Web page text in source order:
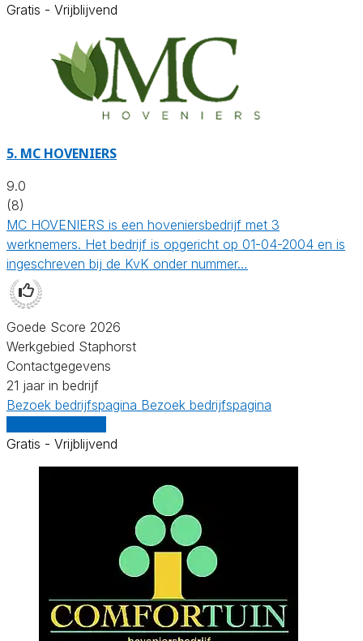
Gratis - Vrijblijvend
5. MC HOVENIERS
9.0
(8)
MC HOVENIERS is een hoveniersbedrijf met 3
werknemers. Het bedrijf is opgericht op 01-04-2004 en is
ingeschreven bij de KvK onder nummer…
Goede Score 2026
Werkgebied Staphorst
Contactgegevens
21 jaar in bedrijf
Bezoek bedrijfspagina Bezoek bedrijfspagina
Gratis - Vrijblijvend